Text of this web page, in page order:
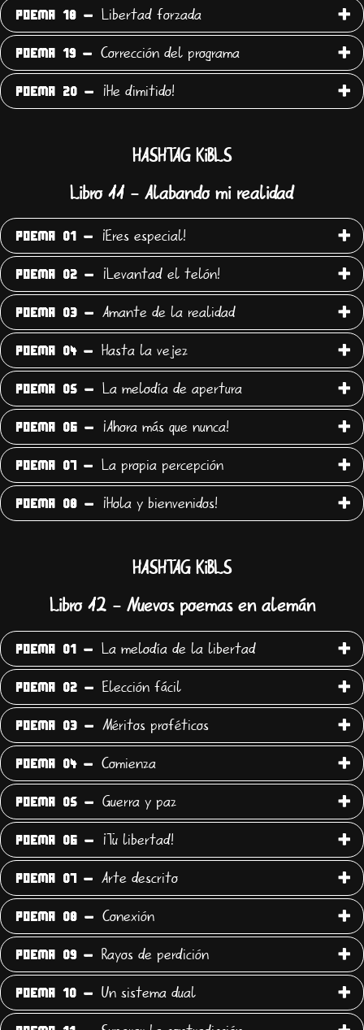
POEMA 18 - Libertad forzada
POEMA 19 - Corrección del programa
POEMA 20 - ¡He dimitido!
HASHTAG KiBLS
Libro 11 - Alabando mi realidad
POEMA 01 - ¡Eres especial!
POEMA 02 - ¡Levantad el telón!
POEMA 03 - Amante de la realidad
POEMA 04 - Hasta la vejez
POEMA 05 - La melodía de apertura
POEMA 06 - ¡Ahora más que nunca!
POEMA 07 - La propia percepción
POEMA 08 - ¡Hola y bienvenidos!
HASHTAG KiBLS
Libro 12 - Nuevos poemas en alemán
POEMA 01 - La melodía de la libertad
POEMA 02 - Elección fácil
POEMA 03 - Méritos proféticos
POEMA 04 - Comienza
POEMA 05 - Guerra y paz
POEMA 06 - ¡Tu libertad!
POEMA 07 - Arte descrito
POEMA 08 - Conexión
POEMA 09 - Rayos de perdición
POEMA 10 - Un sistema dual